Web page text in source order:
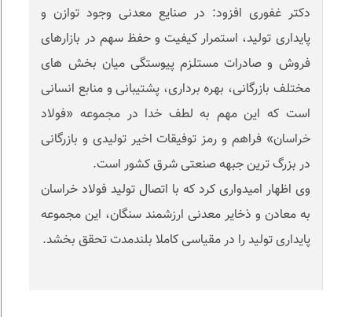
دکتر غفوری افزود: در صنایع معدنی وجود توازن و
پایداری تولید، استمرار کیفیت و حفظ سهم در بازارهای
فروش و صادرات مستلزم پیوستگی میان بخش های
مختلف بازرگانی، بهره برداری، پشتیبانی و منابع انسانی
است که این مهم به لطف خدا در مجموعه «فولاد
خراسان» فراهم و رمز توفیقات اخیر تولیدی و بازرگانی
در بزرگ ترین جبهه صنعتی شرق کشور است.
وی اظهار امیدواری کرد که با اتصال تولید فولاد خراسان
به معادن و ذخایر معدنی ارزشمند سنگان، این مجموعه
پایداری تولید را در مقیاسی کاملا بلندمدت تحقق بخشد.